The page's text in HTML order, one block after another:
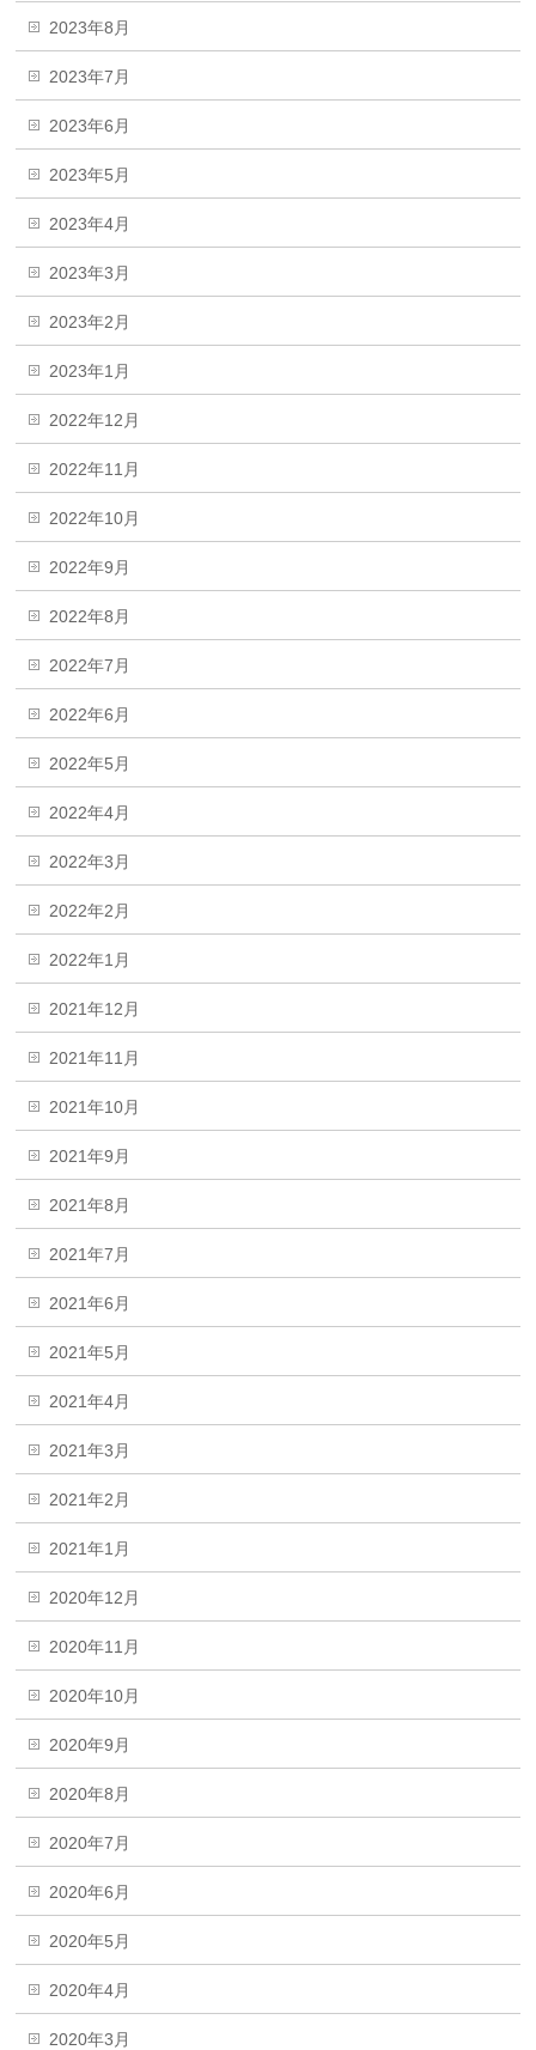
2023年8月
2023年7月
2023年6月
2023年5月
2023年4月
2023年3月
2023年2月
2023年1月
2022年12月
2022年11月
2022年10月
2022年9月
2022年8月
2022年7月
2022年6月
2022年5月
2022年4月
2022年3月
2022年2月
2022年1月
2021年12月
2021年11月
2021年10月
2021年9月
2021年8月
2021年7月
2021年6月
2021年5月
2021年4月
2021年3月
2021年2月
2021年1月
2020年12月
2020年11月
2020年10月
2020年9月
2020年8月
2020年7月
2020年6月
2020年5月
2020年4月
2020年3月